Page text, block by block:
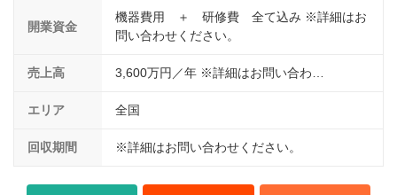
開業資金
機器費用 ＋ 研修費 全て込み ※詳細はお
問い合わせください。
売上高 3,600万円／年 ※詳細はお問い合わ…
エリア 全国
回収期間 ※詳細はお問い合わせください。